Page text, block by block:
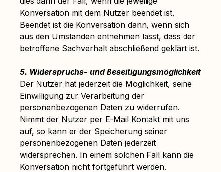
Konversation mit dem Nutzer beendet ist.
Beendet ist die Konversation dann, wenn sich
aus den Umständen entnehmen lässt, dass der
betroffene Sachverhalt abschließend geklärt ist.
5. Widerspruchs- und Beseitigungsmöglichkeit
Der Nutzer hat jederzeit die Möglichkeit, seine
Einwilligung zur Verarbeitung der
personenbezogenen Daten zu widerrufen.
Nimmt der Nutzer per E-Mail Kontakt mit uns
auf, so kann er der Speicherung seiner
personenbezogenen Daten jederzeit
widersprechen. In einem solchen Fall kann die
Konversation nicht fortgeführt werden.